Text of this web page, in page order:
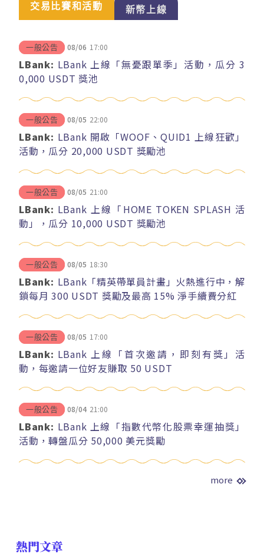
交易比賽和活動 新幣上線
一般公告 08/06 17:00
LBank: LBank 上線「無憂跟單季」活動，瓜分 3
0,000 USDT 獎池
一般公告 08/05 22:00
LBank: LBank 開啟「WOOF、QUID1 上線狂歡」
活動，瓜分 20,000 USDT 獎勵池
一般公告 08/05 21:00
LBank: LBank 上線「HOME TOKEN SPLASH 活
動」，瓜分 10,000 USDT 獎勵池
一般公告 08/05 18:30
LBank: LBank「精英帶單員計畫」火熱進行中，解
鎖每月 300 USDT 獎勵及最高 15% 淨手續費分紅
一般公告 08/05 17:00
LBank: LBank 上線「首次邀請，即刻有獎」活
動，每邀請一位好友賺取 50 USDT
一般公告 08/04 21:00
LBank: LBank 上線「指數代幣化股票幸運抽獎」
活動，轉盤瓜分 50,000 美元獎勵
more
熱門文章